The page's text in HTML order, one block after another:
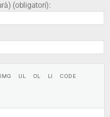
(obligatori):